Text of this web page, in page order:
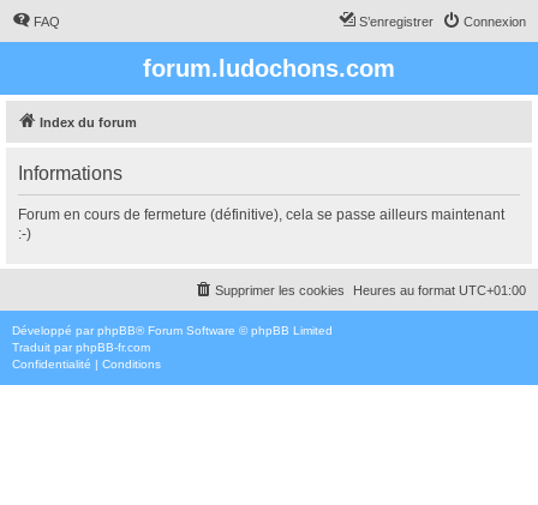
FAQ Connexion
S’enregistrer
forum.ludochons.com
Index du forum
Informations
Forum en cours de fermeture (définitive), cela se passe ailleurs maintenant
:-)
Heures au format UTC+01:00
Supprimer les cookies
Développé par phpBB® Forum Software © phpBB Limited
Traduit par phpBB-fr.com
Confidentialité | Conditions